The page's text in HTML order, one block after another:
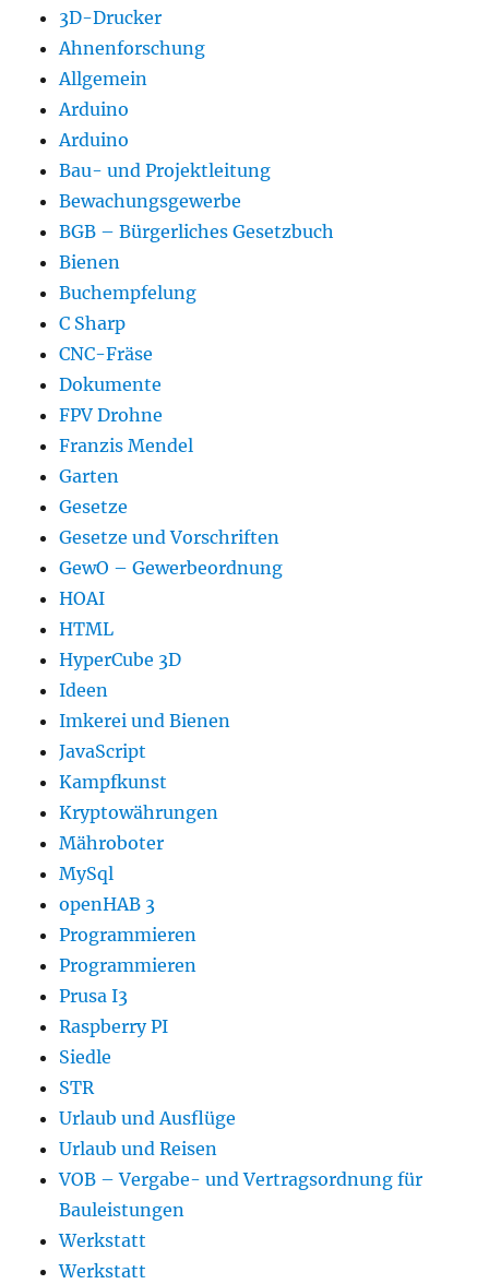
3D-Drucker
Ahnenforschung
Allgemein
Arduino
Arduino
Bau- und Projektleitung
Bewachungsgewerbe
BGB – Bürgerliches Gesetzbuch
Bienen
Buchempfelung
C Sharp
CNC-Fräse
Dokumente
FPV Drohne
Franzis Mendel
Garten
Gesetze
Gesetze und Vorschriften
GewO – Gewerbeordnung
HOAI
HTML
HyperCube 3D
Ideen
Imkerei und Bienen
JavaScript
Kampfkunst
Kryptowährungen
Mähroboter
MySql
openHAB 3
Programmieren
Programmieren
Prusa I3
Raspberry PI
Siedle
STR
Urlaub und Ausflüge
Urlaub und Reisen
VOB – Vergabe- und Vertragsordnung für
Bauleistungen
Werkstatt
Werkstatt